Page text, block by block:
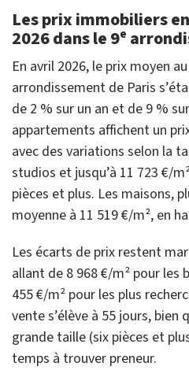
Les prix immobiliers
2026 dans le 9ᵉ
En avril 2026, le prix moyen
arrondissement de Paris
de 2 % sur un an et de 9 %
appartements affichent un
avec des variations selon la
studios et jusqu’à 11 723 €/
pièces et plus. Les maisons,
moyenne à 11 519 €/m², en
Les écarts de prix restent
allant de 8 968 €/m² pour les
455 €/m² pour les plus
vente s’élève à 55 jours,
grande taille (six pièces et
temps à trouver preneur.